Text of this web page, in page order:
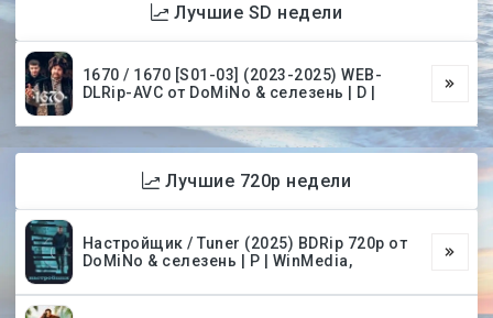
Лучшие SD недели
1670 / 1670 [S01-03] (2023-2025) WEB-
DLRip-AVC от DoMiNo & селезень | D |
Лучшие 720p недели
Настройщик / Tuner (2025) BDRip 720p от
DoMiNo & селезень | P | WinMedia,